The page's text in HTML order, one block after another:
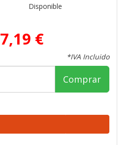
Disponible
7,19 €
*IVA Incluido
Comprar